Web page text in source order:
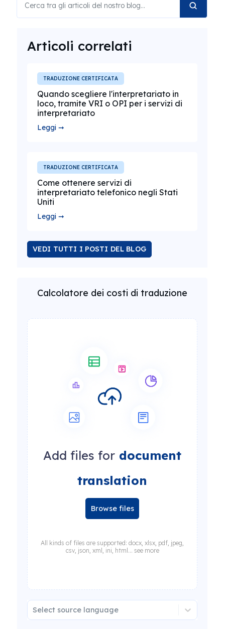
Articoli correlati
TRADUZIONE CERTIFICATA
Quando scegliere l'interpretariato in
loco, tramite VRI o OPI per i servizi di
interpretariato
Leggi ➞
TRADUZIONE CERTIFICATA
Come ottenere servizi di
interpretariato telefonico negli Stati
Uniti
Leggi ➞
VEDI TUTTI I POSTI DEL BLOG
Calcolatore dei costi di traduzione
Add files for document
translation
Browse files
All kinds of files are supported: docx, xlsx, pdf, jpeg,
csv, json, xml, ini, html... see more
Select source language